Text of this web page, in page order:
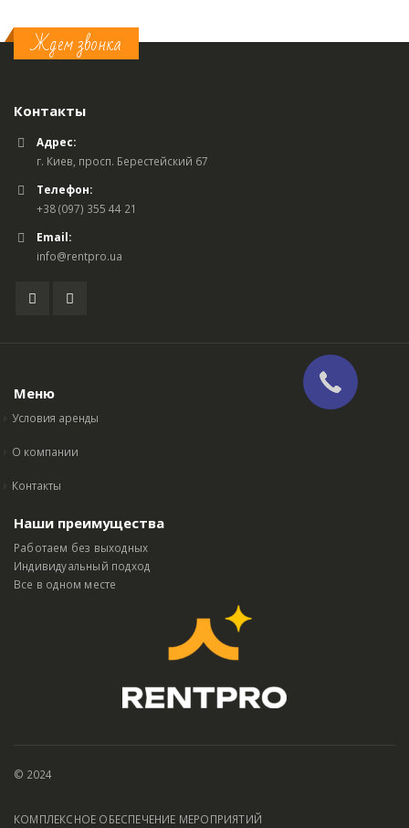
Ждем звонка
Контакты
Адрес:
г. Киев, просп. Берестейский 67
Телефон:
+38 (097) 355 44 21
Email:
info@rentpro.ua
Меню
Условия аренды
О компании
Контакты
Наши преимущества
Работаем без выходных
Индивидуальный подход
Все в одном месте
© 2024
КОМПЛЕКСНОЕ ОБЕСПЕЧЕНИЕ МЕРОПРИЯТИЙ